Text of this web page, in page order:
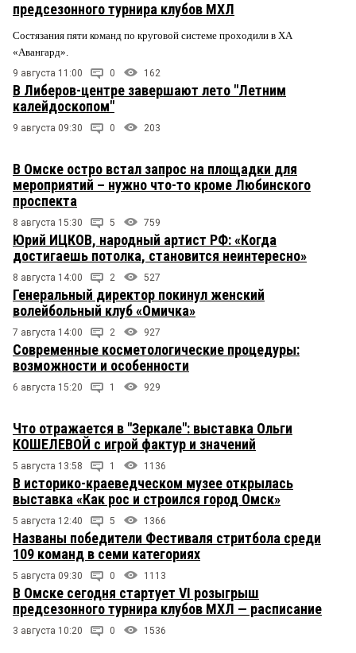
предсезонного турнира клубов МХЛ
Состязания пяти команд по круговой системе проходили в ХА
«Авангард».
9 августа 11:00 0 162
В Либеров-центре завершают лето "Летним
калейдоскопом"
9 августа 09:30 0 203
В Омске остро встал запрос на площадки для
мероприятий – нужно что-то кроме Любинского
проспекта
8 августа 15:30 5 759
Юрий ИЦКОВ, народный артист РФ: «Когда
достигаешь потолка, становится неинтересно»
8 августа 14:00 2 527
Генеральный директор покинул женский
волейбольный клуб «Омичка»
7 августа 14:00 2 927
Современные косметологические процедуры:
возможности и особенности
6 августа 15:20 1 929
Что отражается в "Зеркале": выставка Ольги
КОШЕЛЕВОЙ с игрой фактур и значений
5 августа 13:58 1 1136
В историко-краеведческом музее открылась
выставка «Как рос и строился город Омск»
5 августа 12:40 5 1366
Названы победители Фестиваля стритбола среди
109 команд в семи категориях
5 августа 09:30 0 1113
В Омске сегодня стартует VI розыгрыш
предсезонного турнира клубов МХЛ — расписание
3 августа 10:20 0 1536